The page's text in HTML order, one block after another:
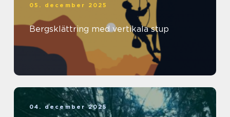
05. december 2025
Bergsklättring med vertikala stup
04. december 2025